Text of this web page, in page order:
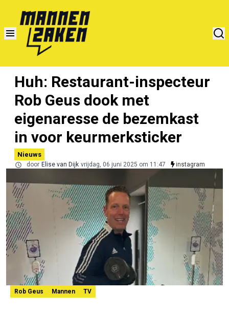
Huh: Restaurant-inspecteur
Rob Geus dook met
eigenaresse de bezemkast
in voor keurmerksticker
Nieuws
door Elise van Dijk vrijdag, 06 juni 2025 om 11:47 instagram
Rob Geus Mannen TV